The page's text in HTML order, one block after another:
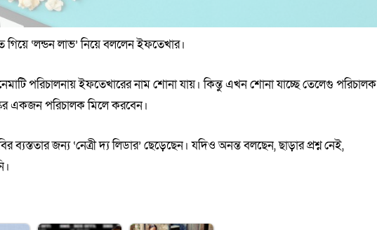
গিয়ে ‘লন্ডন লাভ’ নিয়ে বললেন ইফতেখার।
পরিচালনায় ইফতেখারের নাম শোনা যায়। কিন্তু এখন শোনা যাচ্ছে তেলেগু পরিচালক
একজন পরিচালক মিলে করবেন।
ব্যস্ততার জন্য ‘নেত্রী দ্য লিডার’ ছেড়েছেন। যদিও অনন্ত বলছেন, ছাড়ার প্রশ্ন নেই,